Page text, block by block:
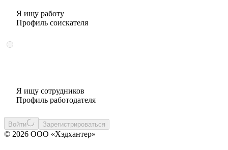
Я ищу работу
Профиль соискателя
Я ищу сотрудников
Профиль работодателя
Войти Зарегистрироваться
© 2026 ООО «Хэдхантер»